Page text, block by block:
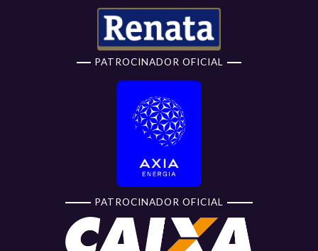
PATROCINADOR OFICIAL
PATROCINADOR OFICIAL